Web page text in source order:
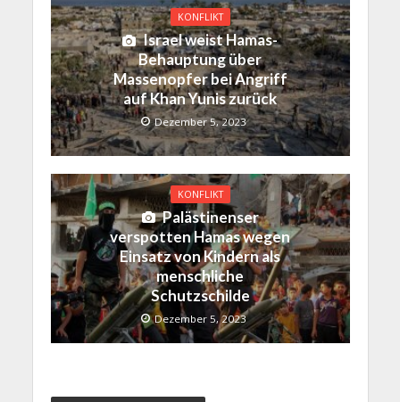
KONFLIKT
Israel weist Hamas-
Behauptung über
Massenopfer bei Angriff
auf Khan Yunis zurück
Dezember 5, 2023
KONFLIKT
Palästinenser
verspotten Hamas wegen
Einsatz von Kindern als
menschliche
Schutzschilde
Dezember 5, 2023